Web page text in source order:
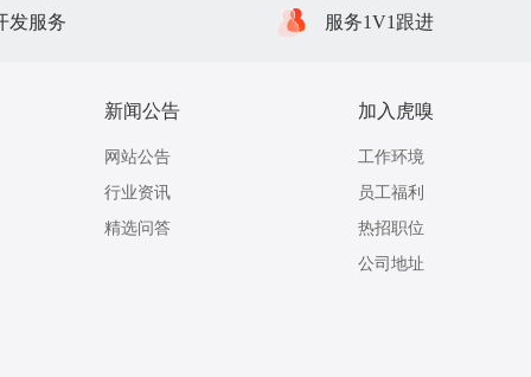
发服务 服务1V1跟进
新闻公告
网站公告
行业资讯
精选问答
加入虎嗅
工作环境
员工福利
热招职位
公司地址